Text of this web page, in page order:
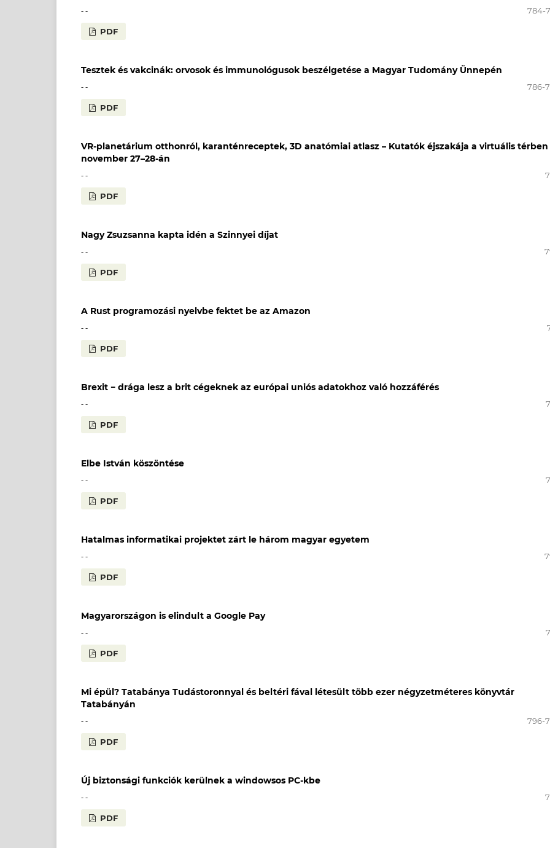
- -
784-
PDF
Tesztek és vakcinák: orvosok és immunológusok beszélgetése a Magyar Tudomány Ünnepén
- -
786-
PDF
VR-planetárium otthonról, karanténreceptek, 3D anatómiai atlasz – Kutatók éjszakája a virtuális térben
november 27–28-án
- -
PDF
Nagy Zsuzsanna kapta idén a Szinnyei díjat
- -
PDF
A Rust programozási nyelvbe fektet be az Amazon
- -
PDF
Brexit − drága lesz a brit cégeknek az európai uniós adatokhoz való hozzáférés
- -
PDF
Elbe István köszöntése
- -
PDF
Hatalmas informatikai projektet zárt le három magyar egyetem
- -
PDF
Magyarországon is elindult a Google Pay
- -
PDF
Mi épül? Tatabánya Tudástoronnyal és beltéri fával létesült több ezer négyzetméteres könyvtár
Tatabányán
- -
796-
PDF
Új biztonsági funkciók kerülnek a windowsos PC-kbe
- -
PDF